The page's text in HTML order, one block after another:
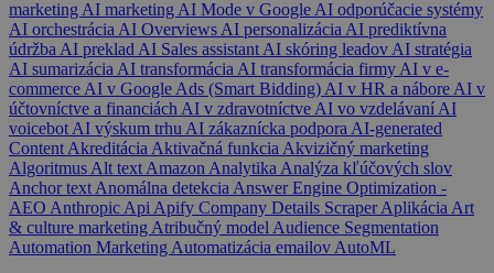
marketing AI marketing AI Mode v Google AI odporúčacie systémy
AI orchestrácia AI Overviews AI personalizácia AI prediktívna
údržba AI preklad AI Sales assistant AI skóring leadov AI stratégia
AI sumarizácia AI transformácia AI transformácia firmy AI v e-
commerce AI v Google Ads (Smart Bidding) AI v HR a nábore AI v
účtovníctve a financiách AI v zdravotníctve AI vo vzdelávaní AI
voicebot AI výskum trhu AI zákaznícka podpora AI-generated
Content Akreditácia Aktivačná funkcia Akvizičný marketing
Algoritmus Alt text Amazon Analytika Analýza kľúčových slov
Anchor text Anomálna detekcia Answer Engine Optimization -
AEO Anthropic Api Apify Company Details ScraperAplikácia Art
& culture marketing Atribučný model Audience Segmentation
Automation Marketing Automatizácia emailov AutoML